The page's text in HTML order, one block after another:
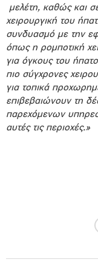
μελέτη, καθώς και
χειρουργική του
συνδυασμό με την
όπως η ρομποτική
για όγκους του
πιο σύγχρονες
για τοπικά
επιβεβαιώνουν τη
παρεχόμενων
αυτές τις περιοχές.»